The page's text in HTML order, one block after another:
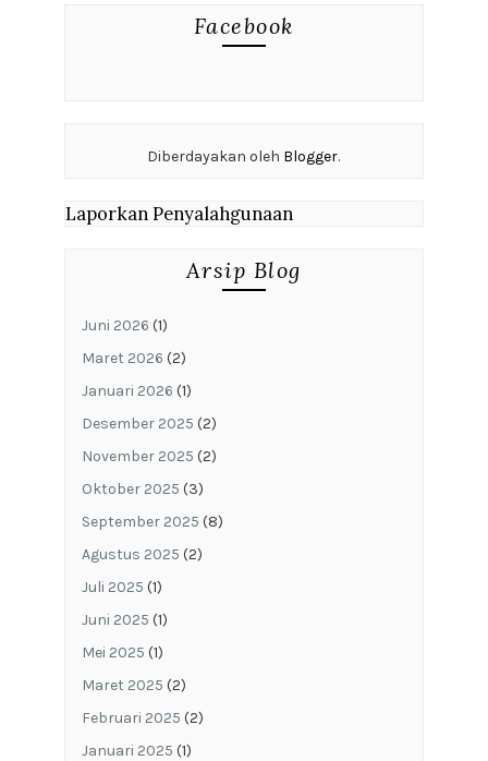
Facebook
Diberdayakan oleh Blogger.
Laporkan Penyalahgunaan
Arsip Blog
Juni 2026 (1)
Maret 2026 (2)
Januari 2026 (1)
Desember 2025 (2)
November 2025 (2)
Oktober 2025 (3)
September 2025 (8)
Agustus 2025 (2)
Juli 2025 (1)
Juni 2025 (1)
Mei 2025 (1)
Maret 2025 (2)
Februari 2025 (2)
Januari 2025 (1)